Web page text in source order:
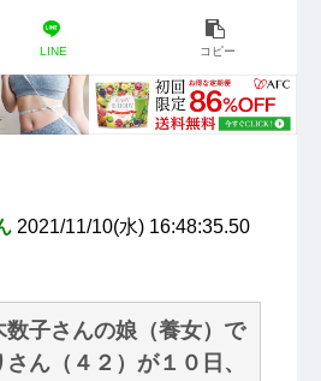
LINE コピー
2021/11/10(水) 16:48:35.50
子さんの娘（養女）で
ん（４２）が１０日、